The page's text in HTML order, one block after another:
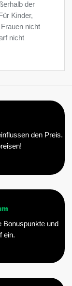
der
Kinder,
nicht
nicht
den Preis.
Bonuspunkte und
ein.